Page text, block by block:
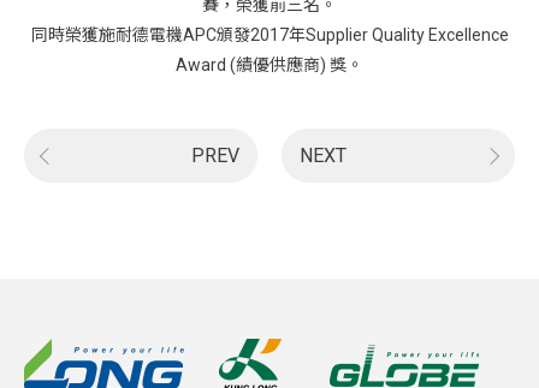
賽，榮獲前三名。
同時榮獲施耐德電機APC頒發2017年Supplier Quality Excellence
Award (績優供應商) 獎。
PREV NEXT